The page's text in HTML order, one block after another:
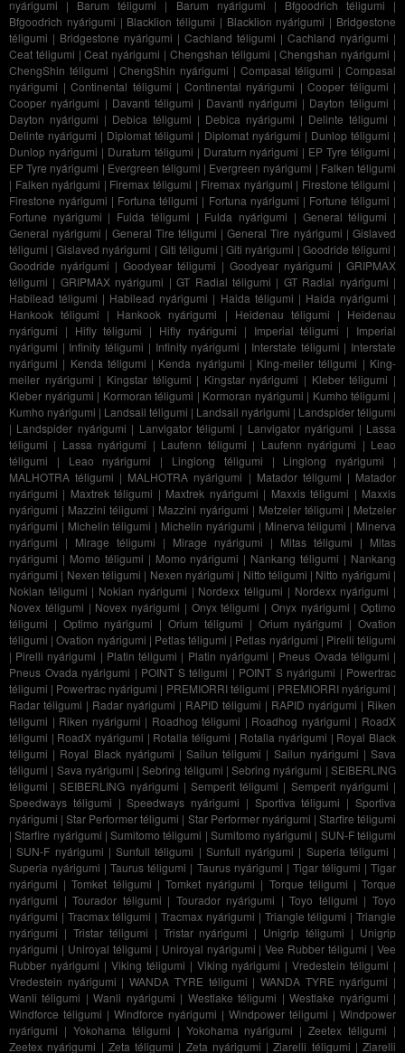
nyárigumi | Barum téligumi | Barum nyárigumi | Bfgoodrich téligumi |
Bfgoodrich nyárigumi | Blacklion téligumi | Blacklion nyárigumi | Bridgestone
téligumi | Bridgestone nyárigumi | Cachland téligumi | Cachland nyárigumi |
Ceat téligumi |Ceat nyárigumi | Chengshan téligumi |Chengshan nyárigumi |
ChengShin téligumi |ChengShin nyárigumi | Compasal téligumi |Compasal
nyárigumi | Continental téligumi | Continental nyárigumi | Cooper téligumi |
Cooper nyárigumi | Davanti téligumi | Davanti nyárigumi | Dayton téligumi |
Dayton nyárigumi | Debica téligumi | Debica nyárigumi | Delinte téligumi |
Delinte nyárigumi | Diplomat téligumi | Diplomat nyárigumi | Dunlop téligumi |
Dunlop nyárigumi | Duraturn téligumi | Duraturn nyárigumi | EP Tyre téligumi |
EP Tyre nyárigumi | Evergreen téligumi | Evergreen nyárigumi | Falken téligumi
| Falken nyárigumi | Firemax téligumi | Firemax nyárigumi | Firestone téligumi |
Firestone nyárigumi | Fortuna téligumi | Fortuna nyárigumi | Fortune téligumi |
Fortune nyárigumi | Fulda téligumi | Fulda nyárigumi | General téligumi |
General nyárigumi | General Tire téligumi |General Tire nyárigumi |Gislaved
téligumi |Gislaved nyárigumi | Giti téligumi |Giti nyárigumi | Goodride téligumi |
Goodride nyárigumi | Goodyear téligumi | Goodyear nyárigumi | GRIPMAX
téligumi | GRIPMAX nyárigumi |GT Radial téligumi | GT Radial nyárigumi |
Habilead téligumi | Habilead nyárigumi | Haida téligumi | Haida nyárigumi |
Hankook téligumi | Hankook nyárigumi | Heidenau téligumi | Heidenau
nyárigumi | Hifly téligumi | Hifly nyárigumi | Imperial téligumi | Imperial
nyárigumi | Infinity téligumi | Infinity nyárigumi | Interstate téligumi | Interstate
nyárigumi | Kenda téligumi | Kenda nyárigumi | King-meiler téligumi | King-
meiler nyárigumi | Kingstar téligumi | Kingstar nyárigumi | Kleber téligumi |
Kleber nyárigumi | Kormoran téligumi | Kormoran nyárigumi | Kumho téligumi |
Kumho nyárigumi | Landsail téligumi | Landsail nyárigumi | Landspider téligumi
| Landspider nyárigumi | Lanvigator téligumi | Lanvigator nyárigumi | Lassa
téligumi | Lassa nyárigumi | Laufenn téligumi | Laufenn nyárigumi | Leao
téligumi | Leao nyárigumi | Linglong téligumi | Linglong nyárigumi |
MALHOTRA téligumi | MALHOTRA nyárigumi | Matador téligumi | Matador
nyárigumi | Maxtrek téligumi | Maxtrek nyárigumi | Maxxis téligumi | Maxxis
nyárigumi | Mazzini téligumi | Mazzini nyárigumi | Metzeler téligumi | Metzeler
nyárigumi | Michelin téligumi | Michelin nyárigumi | Minerva téligumi | Minerva
nyárigumi | Mirage téligumi | Mirage nyárigumi | Mitas téligumi | Mitas
nyárigumi | Momo téligumi | Momo nyárigumi | Nankang téligumi | Nankang
nyárigumi | Nexen téligumi | Nexen nyárigumi | Nitto téligumi | Nitto nyárigumi |
Nokian téligumi | Nokian nyárigumi | Nordexx téligumi | Nordexx nyárigumi |
Novex téligumi | Novex nyárigumi | Onyx téligumi | Onyx nyárigumi | Optimo
téligumi | Optimo nyárigumi |Orium téligumi | Orium nyárigumi |Ovation
téligumi |Ovation nyárigumi | Petlas téligumi | Petlas nyárigumi | Pirelli téligumi
| Pirelli nyárigumi | Platin téligumi | Platin nyárigumi | Pneus Ovada téligumi |
Pneus Ovada nyárigumi | POINT S téligumi | POINT S nyárigumi | Powertrac
téligumi | Powertrac nyárigumi | PREMIORRI téligumi | PREMIORRI nyárigumi |
Radar téligumi | Radar nyárigumi | RAPID téligumi | RAPID nyárigumi | Riken
téligumi | Riken nyárigumi | Roadhog téligumi | Roadhog nyárigumi | RoadX
téligumi | RoadX nyárigumi | Rotalla téligumi | Rotalla nyárigumi | Royal Black
téligumi | Royal Black nyárigumi |Sailun téligumi | Sailun nyárigumi |Sava
téligumi | Sava nyárigumi |Sebring téligumi |Sebring nyárigumi |SEIBERLING
téligumi |SEIBERLING nyárigumi |Semperit téligumi | Semperit nyárigumi |
Speedways téligumi |Speedways nyárigumi | Sportiva téligumi |Sportiva
nyárigumi |Star Performer téligumi | Star Performer nyárigumi | Starfire téligumi
|Starfire nyárigumi |Sumitomo téligumi | Sumitomo nyárigumi | SUN-F téligumi
|SUN-F nyárigumi | Sunfull téligumi | Sunfull nyárigumi | Superia téligumi |
Superia nyárigumi |Taurus téligumi | Taurus nyárigumi | Tigar téligumi |Tigar
nyárigumi |Tomket téligumi | Tomket nyárigumi | Torque téligumi |Torque
nyárigumi |Tourador téligumi | Tourador nyárigumi |Toyo téligumi |Toyo
nyárigumi | Tracmax téligumi |Tracmax nyárigumi | Triangle téligumi |Triangle
nyárigumi | Tristar téligumi | Tristar nyárigumi | Unigrip téligumi | Unigrip
nyárigumi | Uniroyal téligumi | Uniroyal nyárigumi |Vee Rubber téligumi |Vee
Rubber nyárigumi | Viking téligumi | Viking nyárigumi |Vredestein téligumi |
Vredestein nyárigumi |WANDA TYRE téligumi | WANDA TYRE nyárigumi |
Wanli téligumi |Wanli nyárigumi | Westlake téligumi |Westlake nyárigumi |
Windforce téligumi | Windforce nyárigumi | Windpower téligumi | Windpower
nyárigumi | Yokohama téligumi | Yokohama nyárigumi |Zeetex téligumi |
Zeetex nyárigumi | Zeta téligumi | Zeta nyárigumi |Ziarelli téligumi | Ziarelli